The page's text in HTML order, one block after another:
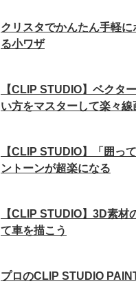
クリスタでかんたん手軽
る小ワザ
【CLIP STUDIO】ベクタ
い方をマスターして楽々線
【CLIP STUDIO】「囲っ
ントーンが超楽になる
【CLIP STUDIO】3D素材
て車を描こう
プロのCLIP STUDIO